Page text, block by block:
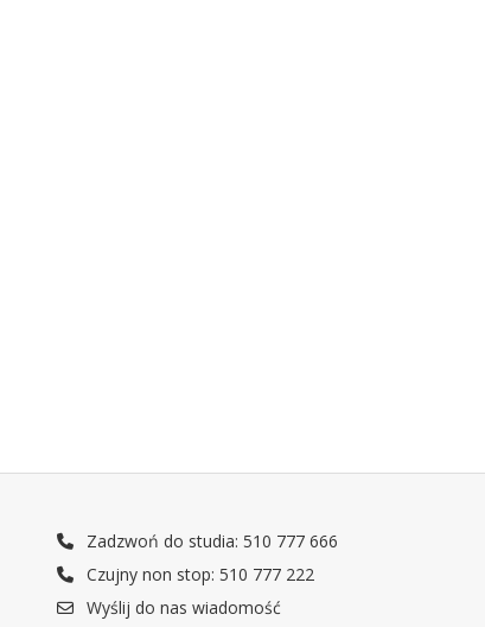
Zadzwoń do studia: 510 777 666
Czujny non stop: 510 777 222
Wyślij do nas wiadomość